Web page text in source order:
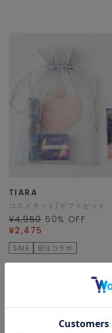
TIARA
コスメキット/ギフトセット
¥4,950 50% OFF
¥2,475
SALE 別注コラボ